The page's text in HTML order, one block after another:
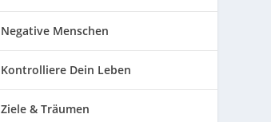
Negative Menschen
Kontrolliere Dein Leben
Ziele & Träumen